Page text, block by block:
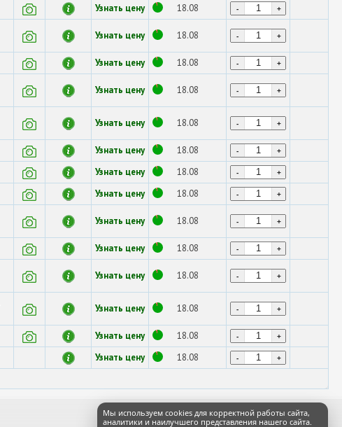
Узнать цену 18.08 - +
Узнать цену 18.08 - +
Узнать цену 18.08 - +
Узнать цену 18.08 - +
Узнать цену 18.08 - +
Узнать цену 18.08 - +
Узнать цену 18.08 - +
Узнать цену 18.08 - +
Узнать цену 18.08 - +
Узнать цену 18.08 - +
Узнать цену 18.08 - +
Узнать цену 18.08 - +
Узнать цену 18.08 - +
Узнать цену 18.08 - +
Мы используем cookies для корректной работы сайта,
аналитики и наилучшего представления нашего сайта.